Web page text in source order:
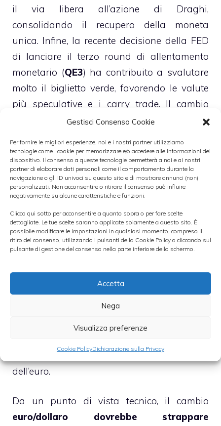
Gestisci Consenso Cookie
Per fornire le migliori esperienze, noi e i nostri partner utilizziamo
tecnologie come i cookie per memorizzare e/o accedere alle informazioni del
dispositivo. Il consenso a queste tecnologie permetterà a noi e ai nostri
partner di elaborare dati personali come il comportamento durante la
navigazione o gli ID univoci su questo sito e di mostrare annunci (non)
personalizzati. Non acconsentire o ritirare il consenso può influire
negativamente su alcune caratteristiche e funzioni.
Clicca qui sotto per acconsentire a quanto sopra o per fare scelte
dettagliate. Le tue scelte saranno applicate solamente a questo sito. È
possibile modificare le impostazioni in qualsiasi momento, compreso il
ritiro del consenso, utilizzando i pulsanti della Cookie Policy o cliccando sul
pulsante di gestione del consenso nella parte inferiore dello schermo.
Accetta
Nega
Visualizza preferenze
Cookie PolicyDichiarazione sulla Privacy
il via libera all’azione di Draghi,
consolidando il recupero della moneta
unica. Infine, la recente decisione della FED
di lanciare il terzo round di allentamento
monetario (QE3) ha contribuito a svalutare
molto il biglietto verde, favorendo le valute
più speculative e i carry trade. Il cambio
euro/dollaro sembra destinato a
anche se sono attese le prime vere prese di
beneficio dopo il rally.
La nuova ottava sui mercati finanziari si è
aperta con il cambio euro/dollaro in area
1,3130. La sensazione è che nelle prossime
ore la quotazione dieuro/dollaro potrebbe
stasera si potrebbe ipotizzare un approdo
sopra 1,32. La forza del cross valutario più
scambiato al mondo si sta consolidando
grazie all’ingresso sul mercato di nuovi
partecipare al proseguimento del rally
dell’euro.
Da un punto di vista tecnico, il cambio
euro/dollaro dovrebbe strappare